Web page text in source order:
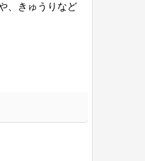
、きゅうりなど